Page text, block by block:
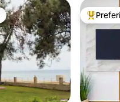
Entre